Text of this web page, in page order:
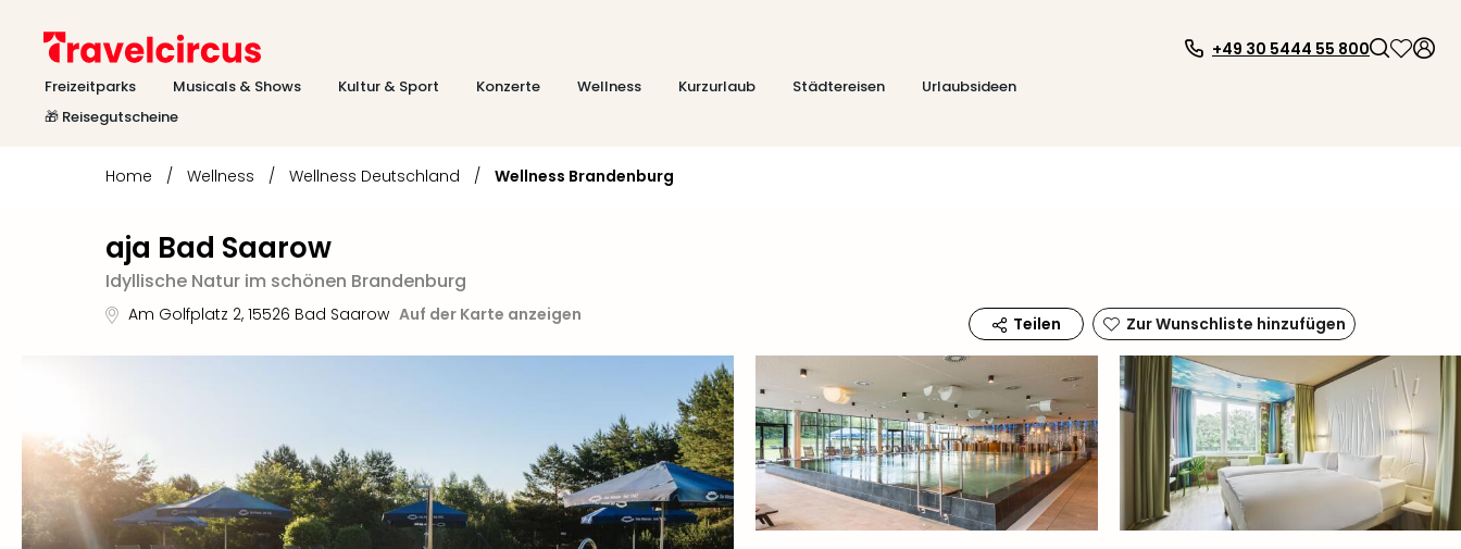
Freizeitparks Musicals & Shows Kultur & Sport Konzerte Wellness Kurzurlaub Städtereisen
Urlaubsideen
🎁 Reisegutscheine
+49 30 5444 55 800
Home / Wellness / Wellness Deutschland / Wellness Brandenburg
aja Bad Saarow
Idyllische Natur im schönen Brandenburg
Am Golfplatz 2, 15526 Bad Saarow Auf der Karte anzeigen Teilen Zur Wunschliste hinzufügen